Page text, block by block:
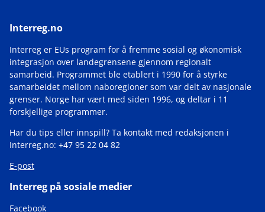
Interreg.no
Interreg er EUs program for å fremme sosial og økonomisk
integrasjon over landegrensene gjennom regionalt
samarbeid. Programmet ble etablert i 1990 for å styrke
samarbeidet mellom naboregioner som var delt av nasjonale
grenser. Norge har vært med siden 1996, og deltar i 11
forskjellige programmer.
Har du tips eller innspill? Ta kontakt med redaksjonen i
Interreg.no: +47 95 22 04 82
E-post
Interreg på sosiale medier
Facebook